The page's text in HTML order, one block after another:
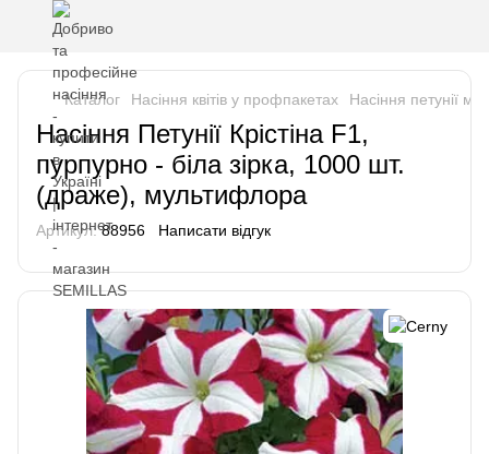
Каталог Насіння квітів у профпакетах Насіння петунії
Насіння Петунії Крістіна F1,
пурпурно - біла зірка, 1000 шт.
(драже), мультифлора
Артикул:88956 Написати відгук